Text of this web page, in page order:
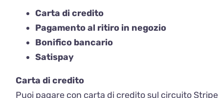
Carta di credito
Pagamento al ritiro in negozio
Bonifico bancario
Satispay
Carta di credito
Puoi pagare con carta di credito sul circuito Stripe